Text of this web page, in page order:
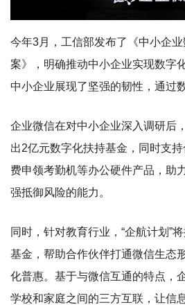
今年3月，工信部发布了《中小企
案》，明确推动中小企业实现数字
中小企业展现了坚强的韧性，通过
企业微信在对中小企业深入调研后
出2亿元数字化扶持基金，同时支
费申领考勤机等办公硬件产品，助
强抵御风险的能力。
同时，针对教育行业，“企航计划”
基金，帮助合作伙伴打通微信生态
化普惠。基于与微信互通的特点，
学校和家庭之间的三方互联，让信